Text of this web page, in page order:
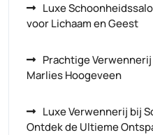
Luxe
voor Lichaam en Geest
Prachtige
Marlies Hoogeveen
Luxe Verwennerij bij
Ontdek de Ultieme